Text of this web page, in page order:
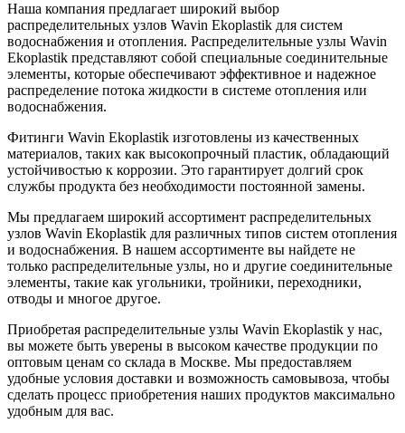
Наша компания предлагает широкий выбор
распределительных узлов Wavin Ekoplastik для систем
водоснабжения и отопления. Распределительные узлы Wavin
Ekoplastik представляют собой специальные соединительные
элементы, которые обеспечивают эффективное и надежное
распределение потока жидкости в системе отопления или
водоснабжения.
Фитинги Wavin Ekoplastik изготовлены из качественных
материалов, таких как высокопрочный пластик, обладающий
устойчивостью к коррозии. Это гарантирует долгий срок
службы продукта без необходимости постоянной замены.
Мы предлагаем широкий ассортимент распределительных
узлов Wavin Ekoplastik для различных типов систем отопления
и водоснабжения. В нашем ассортименте вы найдете не
только распределительные узлы, но и другие соединительные
элементы, такие как угольники, тройники, переходники,
отводы и многое другое.
Приобретая распределительные узлы Wavin Ekoplastik у нас,
вы можете быть уверены в высоком качестве продукции по
оптовым ценам со склада в Москве. Мы предоставляем
удобные условия доставки и возможность самовывоза, чтобы
сделать процесс приобретения наших продуктов максимально
удобным для вас.